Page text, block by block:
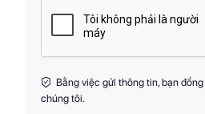
Bằng việc gửi thông tin, bạn đồng
chúng tôi.